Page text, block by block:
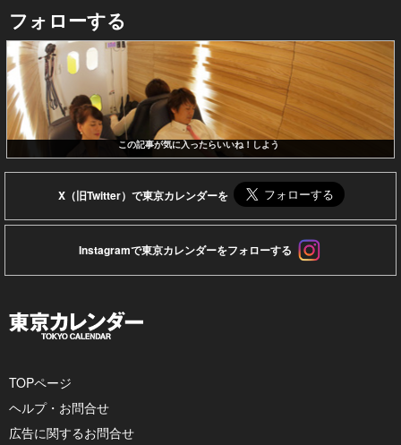
フォローする
この記事が気に入ったらいいね！しよう
X（旧Twitter）で東京カレンダーを
Instagramで東京カレンダーをフォローする
TOPページ
ヘルプ・お問合せ
広告に関するお問合せ